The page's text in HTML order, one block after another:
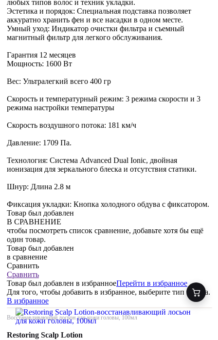
любых типов волос и техник укладки.
Эстетика и порядок: Специальная подставка позволяет
аккуратно хранить фен и все насадки в одном месте.
Умный уход: Индикатор очистки фильтра и съемный
магнитный фильтр для легкого обслуживания.
Гарантия 12 месяцев
Мощность: 1600 Вт
Вес: Ультралегкий всего 400 гр
Скорость и температурный режим: 3 режима скорости и 3
режима настройки температуры
Скорость воздушного потока: 181 км/ч
Давление: 1709 Па.
Технология: Система Advanced Dual Ionic, двойная
ионизация для зеркального блеска и отсутствия статики.
Шнур: Длина 2.8 м
Фиксация укладки: Кнопка холодного обдува с фиксатором.
Товар был добавлен
В СРАВНЕНИЕ
чтобы посмотреть список сравнение, добавьте хотя бы ещё
один товар.
Товар был добавлен
в сравнение
Сравнить
Сравнить
Товар был добавлен в избранноеПерейти в избранное
Для того, чтобы добавить в избранное, выберите тип товара.
В избранное
Восстанавливающий лосьон для кожи головы, 100мл
Restoring Scalp Lotion